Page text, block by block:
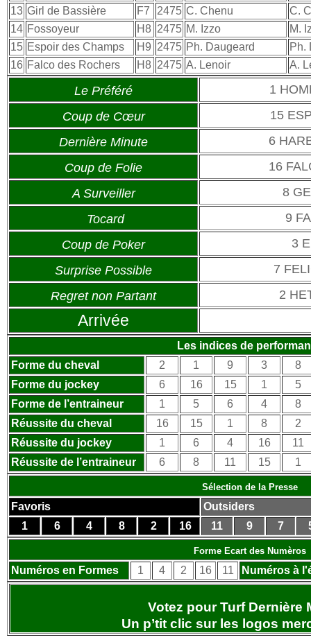
13 Girl de Bassière F7 2475 C. Chenu
C.
14 Fossoyeur H8 2475 M. Izzo
M.
15 Espoir des Champs H9 2475 Ph. Daugeard
Ph.
16 Falco des Rochers H8 2475 A. Lenoir A.
Le Préféré
1
Coup de Cœur
15
Dernière Minute
6
Coup de Folie
16
A Surveiller
8
Tocard
9
Coup de Poker
3
Surprise Possible
7
Regret non Partant
2
Arrivée
Les indices de
Forme du cheval
2 1 9 3
8
Forme du jockey
6 16 15 1
5
Forme de l’entraineur
1 5 6 4
8
Réussite du cheval
16 15 1 8
2
Réussite du jockey
1 6 4 16
11
Réussite de l’entraineur
6 8 11 15 1
Sélection de la Presse
Favoris
Outsiders
1
6 4 8 2 16 11 9 7
Forme Ecart des Numèros
Numéros en Formes 1 4 2 16 11 Numéros à
Votez pour Turf Dernière
Un p’tit clic sur les logos